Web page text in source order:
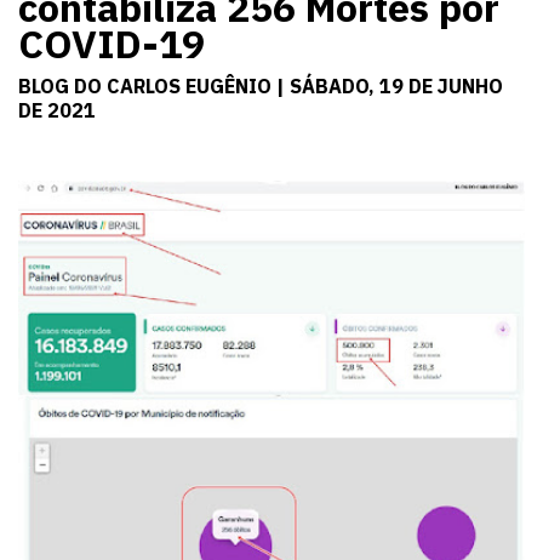
COVID-19
BLOG DO CARLOS EUGÊNIO | SÁBADO, 19 DE JUNHO
DE 2021